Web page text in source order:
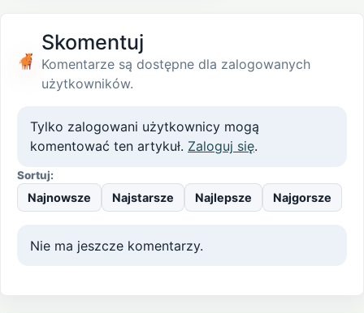
Skomentuj
Komentarze są dostępne dla zalogowanych
użytkowników.
Tylko zalogowani użytkownicy mogą
komentować ten artykuł. Zaloguj się.
Sortuj:
Najnowsze Najstarsze Najlepsze Najgorsze
Nie ma jeszcze komentarzy.